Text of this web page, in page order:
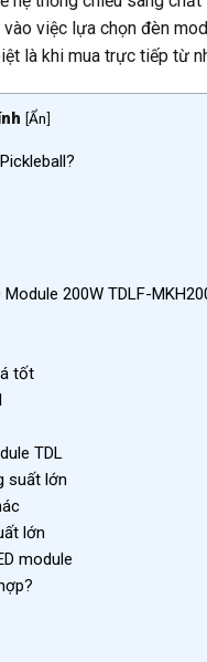
việc lựa chọn đèn
là khi mua trực tiếp từ
[Ẩn]
200W TDLF-
tốt
TDL
suất lớn
lớn
module